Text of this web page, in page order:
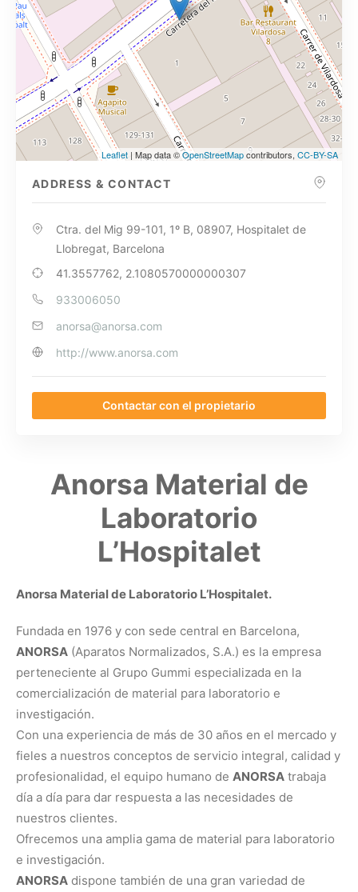
Leaflet | Map data ©OpenStreetMapcontributors, CC-BY-SA
ADDRESS & CONTACT
Ctra. del Mig 99-101, 1º B, 08907, Hospitalet de
Llobregat, Barcelona
41.3557762, 2.1080570000000307
933006050
anorsa@anorsa.com
http://www.anorsa.com
Contactar con el propietario
Anorsa Material de
Laboratorio
L’Hospitalet
Anorsa Material de Laboratorio L’Hospitalet.
Fundada en 1976 y con sede central en Barcelona,
ANORSA (Aparatos Normalizados, S.A.) es la empresa
perteneciente al Grupo Gummi especializada en la
comercialización de material para laboratorio e
investigación.
Con una experiencia de más de 30 años en el mercado y
fieles a nuestros conceptos de servicio integral, calidad y
profesionalidad, el equipo humano de ANORSA trabaja
día a día para dar respuesta a las necesidades de
nuestros clientes.
Ofrecemos una amplia gama de material para laboratorio
e investigación.
ANORSA dispone también de una gran variedad de